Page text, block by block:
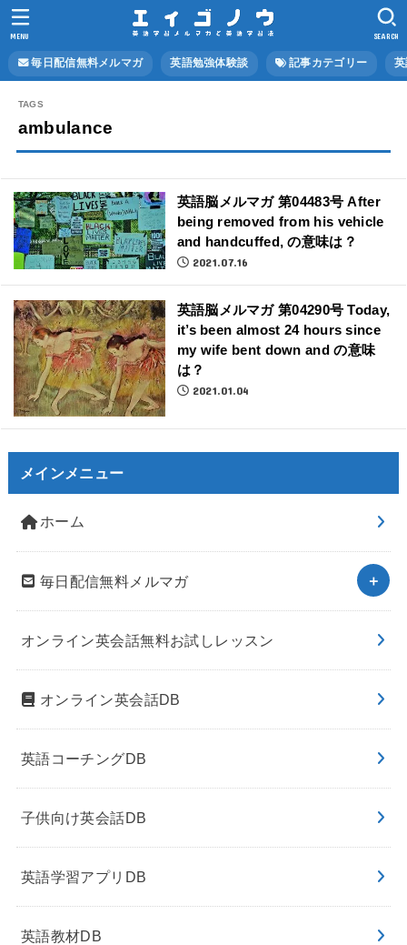
毎日配信無料メルマガ 英語勉強体験談 記事カテゴリー
SEARCH
MENU
ambulance
英語脳メルマガ 第04483号 After
being removed from his vehicle
and handcuffed, の意味は？
2021.07.16
英語脳メルマガ 第04290号 Today,
it’s been almost 24 hours since
my wife bent down and の意味
は？
2021.01.04
メインメニュー
ホーム
毎日配信無料メルマガ
オンライン英会話無料お試しレッスン
オンライン英会話DB
英語コーチングDB
子供向け英会話DB
英語学習アプリDB
英語教材DB